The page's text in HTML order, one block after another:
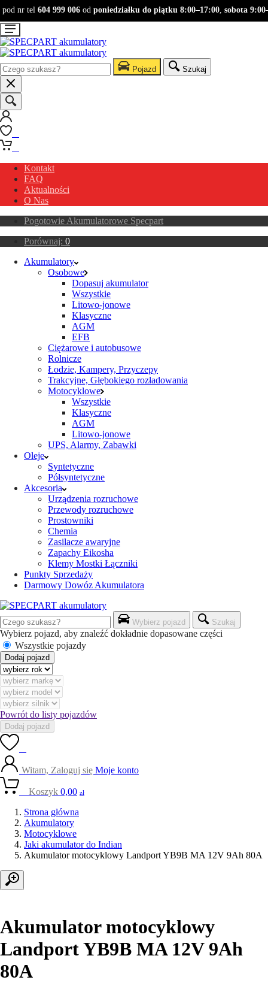
nr tel604 999 006odponiedziałku do piątku 8:00–17:00,sobota
Pojazd Szukaj
Kontakt
FAQ
Aktualności
O Nas
Pogotowie Akumulatorowe Specpart
Porównaj: 0
Akumulatory
Osobowe
Dopasuj akumulator
Wszystkie
Litowo-jonowe
Klasyczne
AGM
EFB
Ciężarowe i autobusowe
Rolnicze
Łodzie, Kampery, Przyczepy
Trakcyjne, Głębokiego rozładowania
Motocyklowe
Wszystkie
Klasyczne
AGM
Litowo-jonowe
UPS, Alarmy, Zabawki
Oleje
Syntetyczne
Półsyntetyczne
Akcesoria
Urządzenia rozruchowe
Przewody rozruchowe
Prostowniki
Chemia
Zasilacze awaryjne
Zapachy Eikosha
Klemy Mostki Łączniki
Punkty Sprzedaży
Darmowy Dowóz Akumulatora
Wybierz pojazd Szukaj
Wybierz pojazd, aby znaleźć dokładnie dopasowane części
Wszystkie pojazdy
Dodaj pojazd
Powrót do listy pojazdów
Dodaj pojazd
Witam, Zaloguj się Moje konto
Koszyk 0,00 zł
Strona główna
Akumulatory
Motocyklowe
Jaki akumulator do Indian
Akumulator motocyklowy Landport YB9B MA 12V 9Ah 80A
Akumulator motocyklowy
Landport YB9B MA 12V 9Ah
80A